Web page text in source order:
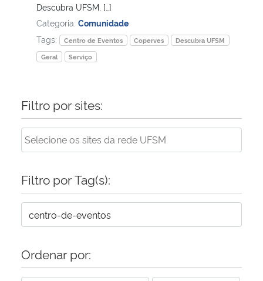
Descubra UFSM, […]
Categoria: Comunidade
Tags:
Centro de Eventos Coperves
Descubra UFSM
Geral
Serviço
Filtro por sites:
Filtro por Tag(s):
Ordenar por: